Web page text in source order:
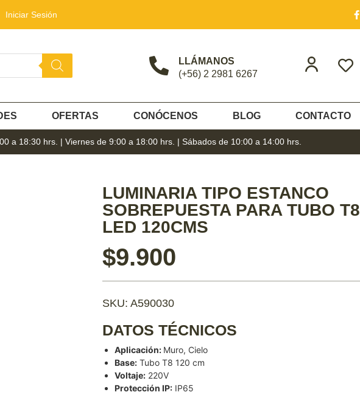
Iniciar Sesión
LLÁMANOS
(+56) 2 2981 6267
OFERTAS CONÓCENOS BLOG CONTACTO
a 18:30 hrs. | Viernes de 9:00 a 18:00 hrs. | Sábados de 10:00 a 14:00 hrs.
LUMINARIA TIPO ESTANCO
SOBREPUESTA PARA TUBO T8
LED 120CMS
$9.900
SKU: A590030
DATOS TÉCNICOS
Aplicación: Muro, Cielo
Base: Tubo T8 120 cm
Voltaje: 220V
Protección IP: IP65